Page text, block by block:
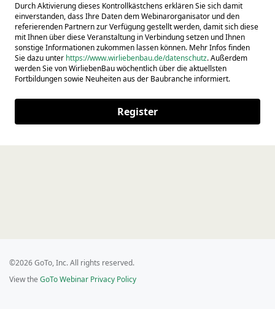
Durch Aktivierung dieses Kontrollkästchens erklären Sie sich damit
einverstanden, dass Ihre Daten dem Webinarorganisator und den
referierenden Partnern zur Verfügung gestellt werden, damit sich diese
mit Ihnen über diese Veranstaltung in Verbindung setzen und Ihnen
sonstige Informationen zukommen lassen können. Mehr Infos finden
Sie dazu unter https://www.wirliebenbau.de/datenschutz. Außerdem
werden Sie von WirliebenBau wöchentlich über die aktuellsten
Fortbildungen sowie Neuheiten aus der Baubranche informiert.
Register
©2026 GoTo, Inc. All rights reserved.
View the GoTo Webinar Privacy Policy